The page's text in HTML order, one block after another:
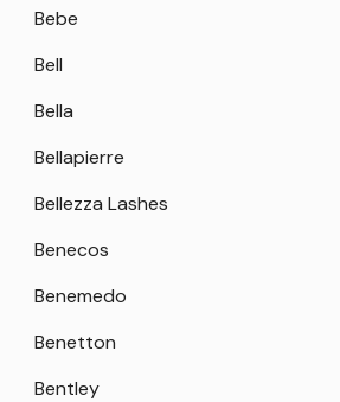
Bebe
Bell
Bella
Bellapierre
Bellezza Lashes
Benecos
Benemedo
Benetton
Bentley